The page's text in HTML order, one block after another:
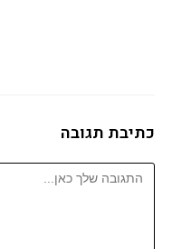
כתיבת תגובה